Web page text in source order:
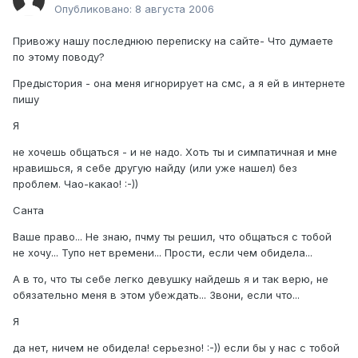
Опубликовано: 8 августа 2006
Привожу нашу последнюю переписку на сайте- Что думаете
по этому поводу?
Предыстория - она меня игнорирует на смс, а я ей в интернете
пишу
Я
не хочешь общаться - и не надо. Хоть ты и симпатичная и мне
нравишься, я себе другую найду (или уже нашел) без
проблем. Чао-какао! :-))
Санта
Ваше право... Не знаю, пчму ты решил, что общаться с тобой
не хочу... Тупо нет времени... Прости, если чем обидела...
А в то, что ты себе легко девушку найдешь я и так верю, не
обязательно меня в этом убеждать... Звони, если что...
Я
да нет, ничем не обидела! серьезно! :-)) если бы у нас с тобой